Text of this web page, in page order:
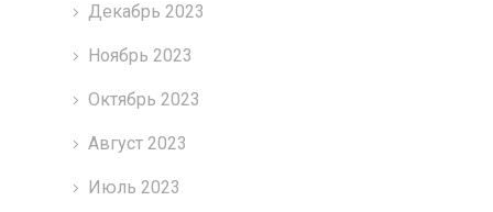
Декабрь 2023
Ноябрь 2023
Октябрь 2023
Август 2023
Июль 2023